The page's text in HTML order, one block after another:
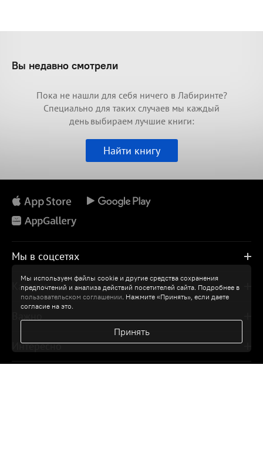
Мы используем файлы cookie и другие средства сохранения
предпочтений и анализа действий посетителей сайта. Подробнее в
пользовательском соглашении. Нажмите «Принять», если даете
согласие на это.
Принять
Вы недавно смотрели
Пока не нашли для себя ничего в Лабиринте?
Специально для таких случаев мы каждый
день выбираем лучшие книги:
Найти книгу
Мы в соцсетях
Каталог
Интересно